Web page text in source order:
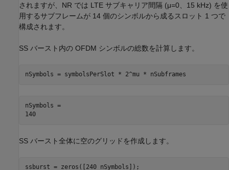
されますが、NR では LTE サブキャリア間隔 (μ=0 、15 kHz) を使
用するサブフレームが 14 個のシンボルから成るスロット 1 つで
構成されます。
SS バースト内の OFDM シンボルの総数を計算します。
nSymbols = symbolsPerSlot * 2^mu * nSubframes
nSymbols =
140
SS バースト全体に空のグリッドを作成します。
ssburst = zeros([240 nSymbols]);